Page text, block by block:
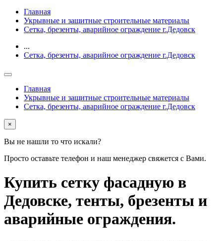
Главная
Укрывные и защитные строительные материалы
Сетка, брезенты, аварийное ограждение г.Дедовск
...
Сетка, брезенты, аварийное ограждение г.Дедовск
Главная
Укрывные и защитные строительные материалы
Сетка, брезенты, аварийное ограждение г.Дедовск
×
Вы не нашли то что искали?
Просто оставьте телефон и наш менеджер свяжется с Вами.
Купить сетку фасадную в
Дедовске, тенты, брезенты и
аварийные ограждения.